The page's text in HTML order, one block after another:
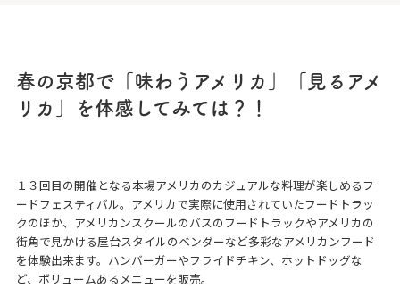
春の京都で「味わうアメリカ」「見るアメ
リカ」を体感してみては？！
１３回目の開催となる本場アメリカのカジュアルな料理が楽しめるフ
ードフェスティバル。アメリカで実際に使用されていたフードトラッ
クのほか、アメリカンスクールのバスのフードトラックやアメリカの
街角で見かける屋台スタイルのベンダーなど多彩なアメリカンフード
を体験出来ます。ハンバーガーやフライドチキン、ホットドッグな
ど、ボリュームあるメニューを販売。